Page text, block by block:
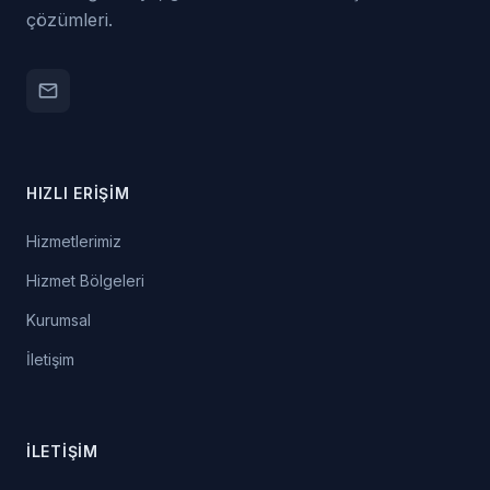
çözümleri.
email
HIZLI ERIŞIM
Hizmetlerimiz
Hizmet Bölgeleri
Kurumsal
İletişim
İLETIŞIM